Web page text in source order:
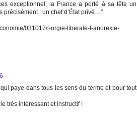
exceptionnel, la France a porté à sa tête un
précisément : un chef d’État privé…"
031017/l-orgie-liberale-l-anorexie-
paye dans tous les sens du terme et pour tout
très intéressant et instructif !